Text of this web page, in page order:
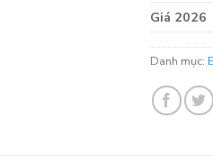
Giá 2026
Danh mục: